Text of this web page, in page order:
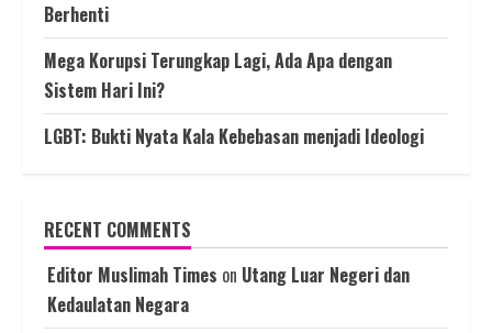
Berhenti
Mega Korupsi Terungkap Lagi, Ada Apa dengan
Sistem Hari Ini?
LGBT: Bukti Nyata Kala Kebebasan menjadi Ideologi
RECENT COMMENTS
Editor Muslimah Times on Utang Luar Negeri dan
Kedaulatan Negara